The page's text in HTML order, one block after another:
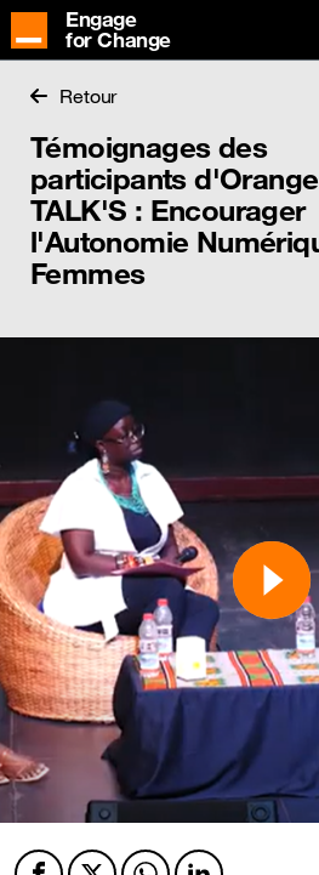
Engage
for Change
Retour
Témoignages des
participants d'Orange
TALK'S : Encourager
l'Autonomie
Femmes